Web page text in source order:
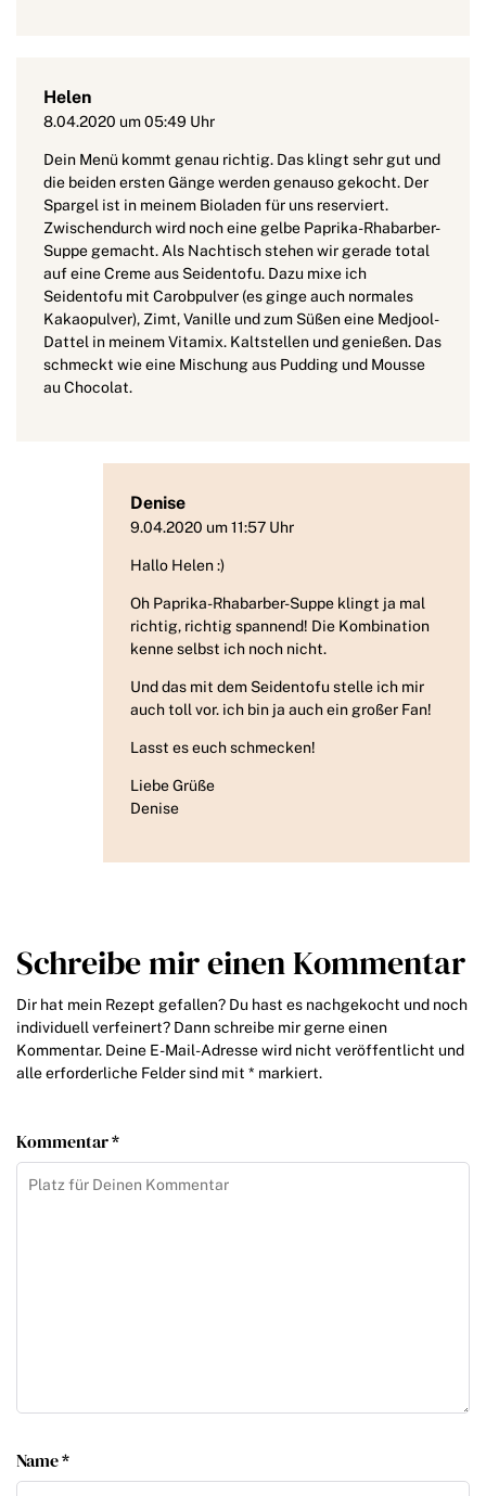
Helen
8.04.2020 um 05:49 Uhr
Dein Menü kommt genau richtig. Das klingt sehr gut und
die beiden ersten Gänge werden genauso gekocht. Der
Spargel ist in meinem Bioladen für uns reserviert.
Zwischendurch wird noch eine gelbe Paprika-Rhabarber-
Suppe gemacht. Als Nachtisch stehen wir gerade total
auf eine Creme aus Seidentofu. Dazu mixe ich
Seidentofu mit Carobpulver (es ginge auch normales
Kakaopulver), Zimt, Vanille und zum Süßen eine Medjool-
Dattel in meinem Vitamix. Kaltstellen und genießen. Das
schmeckt wie eine Mischung aus Pudding und Mousse
au Chocolat.
Denise
9.04.2020 um 11:57 Uhr
Hallo Helen :)
Oh Paprika-Rhabarber-Suppe klingt ja mal
richtig, richtig spannend! Die Kombination
kenne selbst ich noch nicht.
Und das mit dem Seidentofu stelle ich mir
auch toll vor. ich bin ja auch ein großer Fan!
Lasst es euch schmecken!
Liebe Grüße
Denise
Schreibe mir einen Kommentar
Dir hat mein Rezept gefallen? Du hast es nachgekocht und noch
individuell verfeinert? Dann schreibe mir gerne einen
Kommentar. Deine E-Mail-Adresse wird nicht veröffentlicht und
alle erforderliche Felder sind mit * markiert.
Kommentar *
Name *